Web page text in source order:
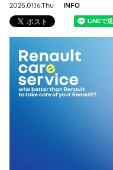
2025.01.16.Thu INFO